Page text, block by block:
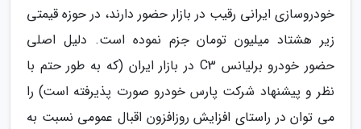
خودروسازی ایرانی رقیب در بازار حضور دارند، در حوزه قیمتی
زیر هشتاد میلیون تومان جزم نموده است. دلیل اصلی
حضور خودرو برلیانس C3 در بازار ایران (که به طور حتم با
نظر و پیشنهاد شرکت پارس خودرو صورت پذیرفته است) را
می توان در راستای افزایش روزافزون اقبال عمومی نسبت به